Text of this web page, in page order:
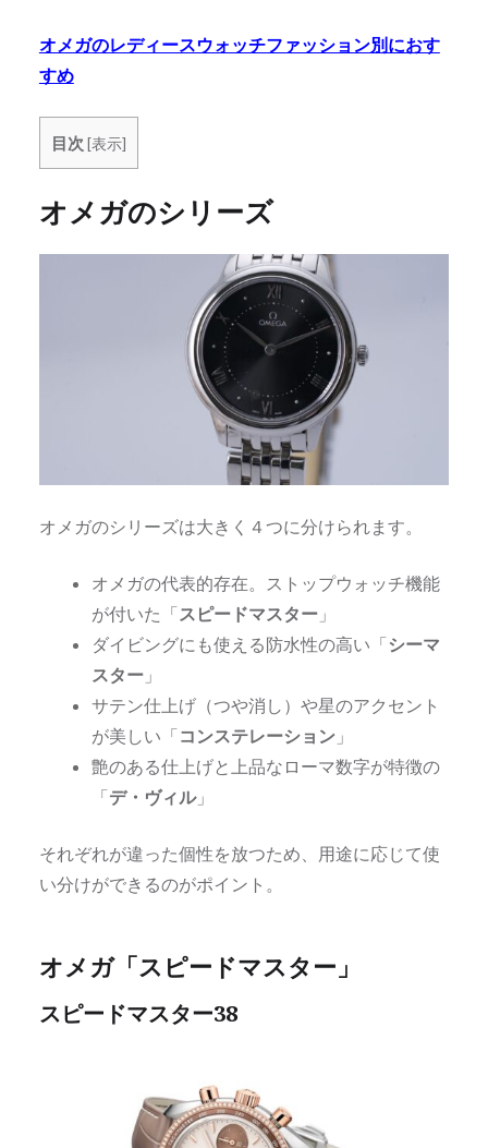
オメガのレディースウォッチファッション別におす
すめ
目次 [表示]
オメガのシリーズ
オメガのシリーズは大きく４つに分けられます。
オメガの代表的存在。ストップウォッチ機能
が付いた「スピードマスター」
ダイビングにも使える防水性の高い「シーマ
スター」
サテン仕上げ（つや消し）や星のアクセント
が美しい「コンステレーション 」
艶のある仕上げと上品なローマ数字が特徴の
「デ・ヴィル」
それぞれが違った個性を放つため、用途に応じて使
い分けができるのがポイント。
オメガ「スピードマスター」
スピードマスター38